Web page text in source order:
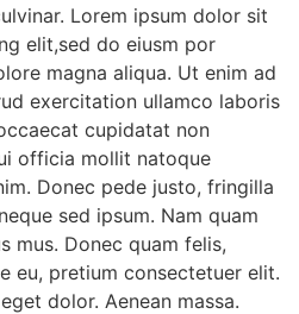
Lorem ipsum dolor sit
elit,sed do eiusm por
magna aliqua. Ut enim ad
exercitation ullamco laboris
cupidatat non
officia mollit natoque
Donec pede justo, fringilla
sed ipsum. Nam quam
mus. Donec quam felis,
eu, pretium consectetuer elit.
dolor. Aenean massa.